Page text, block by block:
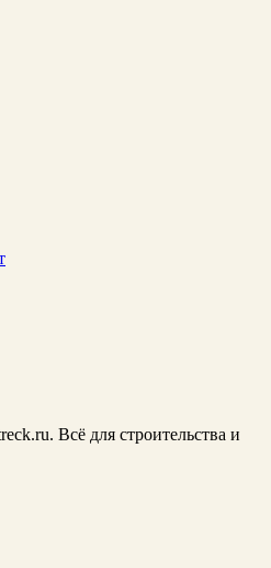
Всё для строительства и